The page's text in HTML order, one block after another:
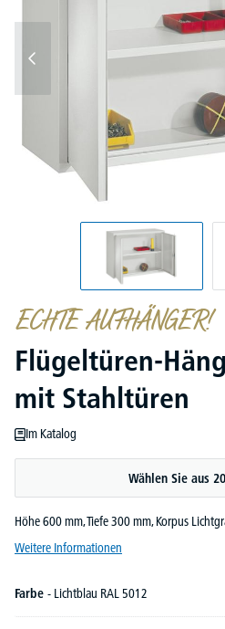
ECHTE AUFHÄNGER!
Flügeltüren-
mit Stahltüren
Im Katalog
Wählen Sie aus
Höhe 600 mm, Tiefe 300 mm, Korpus
Weitere Informationen
Farbe - Lichtblau RAL 5012